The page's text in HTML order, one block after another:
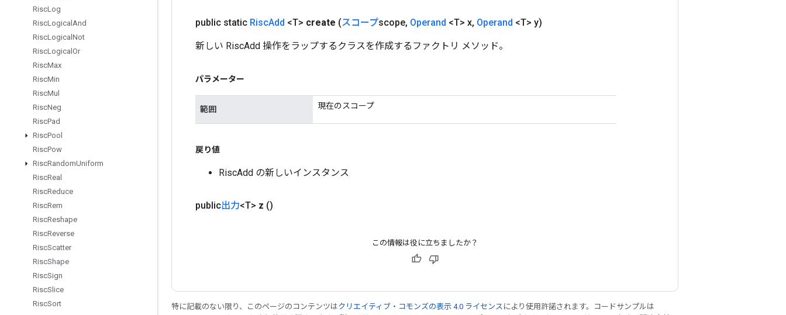
RiscLog
RiscLogical And
RiscLogical Not
RiscLogical Or
RiscMax
RiscMin
RiscMul
RiscNeg
RiscPad
RiscPool
RiscPow
RiscRandomUniform
RiscReal
RiscReduce
RiscRem
RiscReshape
RiscReverse
RiscScatter
RiscShape
RiscSign
RiscSlice
RiscSort
public static RiscAdd <T> create (スコープscope, Operand <T> x, Operand <T> y)
新しい RiscAdd 操作をラップするクラスを作成するファクトリ メソッド。
パラメーター
範囲 現在のスコープ
戻り値
RiscAdd の新しいインスタンス
public出力<T> z ()
この情報は役に立ちましたか？
特に記載のない限り、このページのコンテンツはクリエイティブ・コモンズの表示 4.0 ライセンス により使用許諾されます。コードサンプルは